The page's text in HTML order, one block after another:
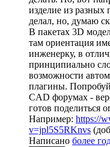
изделие из
делал, но, думаю
В пакетах 3D
там ориентация
инженерку, в
принципиально
возможности
плагины.
CAD форумах -
готов поделиться
Например: https://
v=jpl5S5RKnvs
Написано более